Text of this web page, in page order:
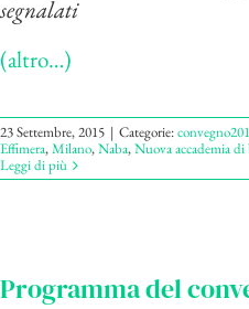
segnalati
(altro…)
23 Settembre, 2015 | Categorie:
Effimera,Milano,Naba,Nuova accademia di
Leggi di più
Programma del